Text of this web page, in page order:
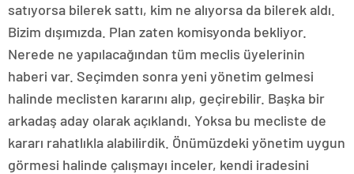
satıyorsa bilerek sattı, kim ne alıyorsa da bilerek aldı.
Bizim dışımızda. Plan zaten komisyonda bekliyor.
Nerede ne yapılacağından tüm meclis üyelerinin
haberi var. Seçimden sonra yeni yönetim gelmesi
halinde meclisten kararını alıp, geçirebilir. Başka bir
arkadaş aday olarak açıklandı. Yoksa bu mecliste de
kararı rahatlıkla alabilirdik. Önümüzdeki yönetim uygun
görmesi halinde çalışmayı inceler, kendi iradesini